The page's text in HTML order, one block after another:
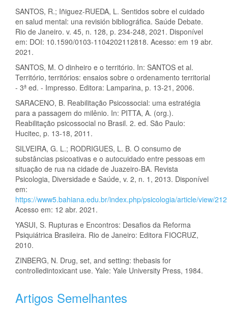
SANTOS, R.; Iñiguez-RUEDA, L. Sentidos sobre el cuidado
en salud mental: una revisión bibliográfica. Saúde Debate.
Rio de Janeiro. v. 45, n. 128, p. 234-248, 2021. Disponível
em: DOI: 10.1590/0103-1104202112818. Acesso: em 19 abr.
2021.
SANTOS, M. O dinheiro e o território. In: SANTOS et al.
Território, territórios: ensaios sobre o ordenamento territorial
- 3ª ed. - Impresso. Editora: Lamparina, p. 13-21, 2006.
SARACENO, B. Reabilitação Psicossocial: uma estratégia
para a passagem do milênio. In: PITTA, A. (org.).
Reabilitação psicossocial no Brasil. 2. ed. São Paulo:
Hucitec, p. 13-18, 2011.
SILVEIRA, G. L.; RODRIGUES, L. B. O consumo de
substâncias psicoativas e o autocuidado entre pessoas em
situação de rua na cidade de Juazeiro-BA. Revista
Psicologia, Diversidade e Saúde, v. 2, n. 1, 2013. Disponível
em:
https://www5.bahiana.edu.br/index.php/psicologia/article/view/212
Acesso em: 12 abr. 2021.
YASUI, S. Rupturas e Encontros: Desafios da Reforma
Psiquiátrica Brasileira. Rio de Janeiro: Editora FIOCRUZ,
2010.
ZINBERG, N. Drug, set, and setting: thebasis for
controlledintoxicant use. Yale: Yale University Press, 1984.
Artigos Semelhantes